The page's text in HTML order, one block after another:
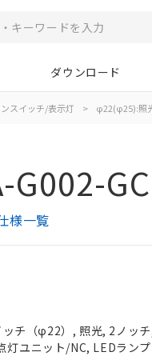
ダウンロード
スイッチ/表示灯 > φ22(φ25):照
G002-GC
様一覧
チ（φ22）, 照光, 2ノッ
灯ユニット/NC, LEDラン